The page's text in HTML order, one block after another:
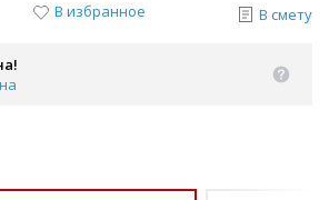
В избранное В смету